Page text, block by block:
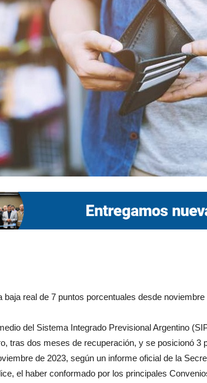
baja real de 7 puntos porcentuales desde noviembre
del Sistema Integrado Previsional Argentino
tras dos meses de recuperación, y se posicionó 3
de 2023, según un informe oficial de la
el haber conformado por los principales